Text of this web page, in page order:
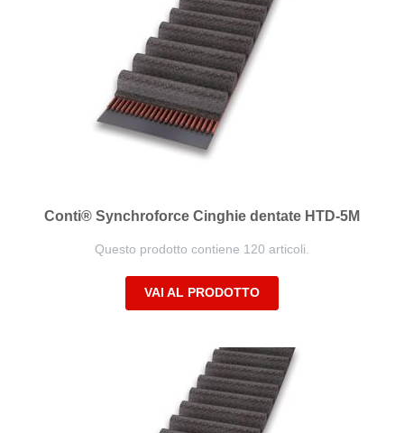
Conti® Synchroforce Cinghie dentate HTD-5M
Questo prodotto contiene 120 articoli.
VAI AL PRODOTTO